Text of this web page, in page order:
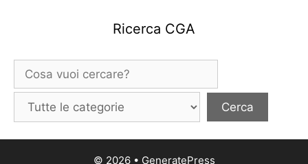
Ricerca CGA
© 2026• GeneratePress